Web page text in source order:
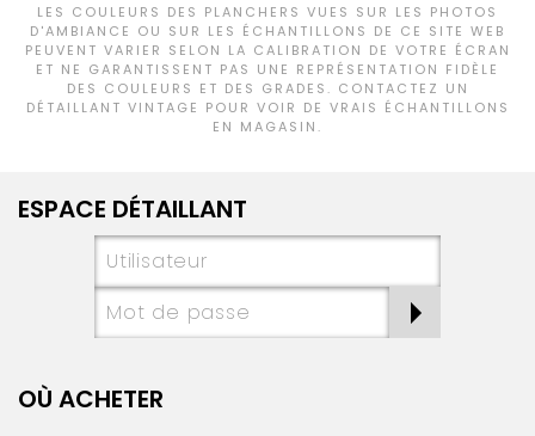
LES COULEURS DES PLANCHERS VUES SUR LES PHOTOS
D'AMBIANCE OU SUR LES ÉCHANTILLONS DE CE SITE WEB
PEUVENT VARIER SELON LA CALIBRATION DE VOTRE ÉCRAN
ET NE GARANTISSENT PAS UNE REPRÉSENTATION FIDÈLE
DES COULEURS ET DES GRADES. CONTACTEZ UN
DÉTAILLANT VINTAGE POUR VOIR DE VRAIS ÉCHANTILLONS
EN MAGASIN.
ESPACE DÉTAILLANT
OÙ ACHETER